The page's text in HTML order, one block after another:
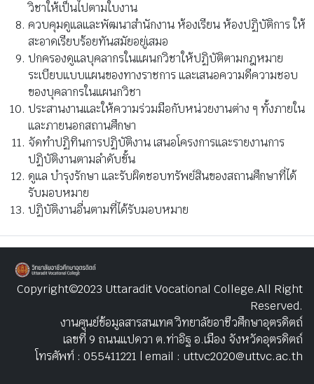
วิชาให้เป็นไปตามใบงาน
ควบคุมดูแลและพัฒนาสำนักงาน ห้องเรียน ห้องปฏิบัติการ ให้
สะอาดเรียบร้อยทันสมัยอยู่เสมอ
ปกครองดูแลบุคลากรในแผนกวิชาให้ปฏิบัติตามกฎหมาย
ระเบียบแบบแผนของทางราชการ และเสนอความดีความชอบ
ของบุคลากรในแผนกวิชา
ประสานงานและให้ความร่วมมือกับหน่วยงานต่าง ๆ ทั้งภายใน
และภายนอกสถานศึกษา
จัดทำปฏิทินการปฏิบัติงาน เสนอโครงการและรายงานการ
ปฏิบัติงานตามลำดับขั้น
ดูแล บำรุงรักษา และรับผิดชอบทรัพย์สินของสถานศึกษาที่ได้
รับมอบหมาย
ปฏิบัติงานอื่นตามที่ได้รับมอบหมาย
Copyright©2023 Uttaradit Vocational College.All Right
Reserved.
งานศูนย์ข้อมูลสารสนเทศ วิทยาลัยอาชีวศึกษาอุตรดิตถ์
เลขที่ 9 ถนนแปดวา ต.ท่าอิฐ อ.เมือง จังหวัดอุตรดิตถ์
โทรศัพท์ : 055411221 | email : uttvc2020@uttvc.ac.th